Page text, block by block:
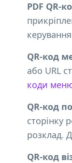
PDF QR-
QR-код
або URL
коди
QR-код
сторінку
розклад.
QR-код